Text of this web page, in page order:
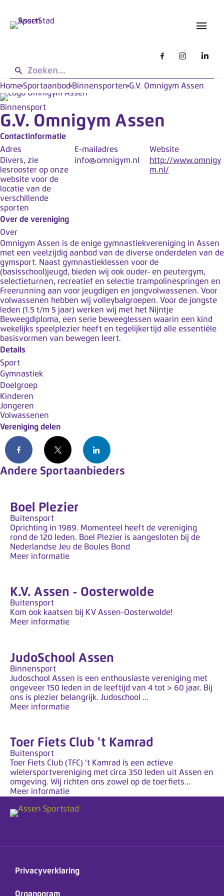
d
e
z
e
s
i
t
w
e
r
k
t
m
e
t
e
e
n
t
g
a
n
g
s
t
e
k
e
HomeSportaanbod Binnensporten G.V. Omnigym Assen
Binnensport
G.V. Omnigym Assen
Contactinformatie
Adres
Divers, zie
lesrooster op onze
website voor de
locatie van de
verschillende
sporten
E-mailadres
info@omnigym.nl
Website
http://www.omnigy
m.nl/
Over de vereniging
Over
Omnigym Assen is de enige gymnastiekvereniging in Assen
met een veelzijdig aanbod van de diverse onderdelen van de
gymsport. Naast gymnastieklessen voor de
(basisschool)jeugd, bieden wij ook ouder- en peutergym,
selectieturnen, recreatief en selectie trampolinespringen en
Freerunning aan voor jeugdigen en jongvolwassenen. Voor
volwassenen hebben wij volleybalgroepen. Voor de jongste
leden (1.5 t/m 5 jaar) werken wij met het Nijntje
Beweegdiploma, een serie beweeglessen waarin een kind
wekelijks speelplezier heeft en tegelijkertijd alle essentiële
basisvormen van bewegen leert.
Details
Sport
Gymnastiek
Doelgroep
Kinderen
Jongeren
Volwassenen
Vereniging delen
Facebook X LinkedIn
Andere Sportaanbieders
Boel Plezier
Buitensport
Oprichting in 1989. Momenteel heeft de vereniging
rond de 120 leden. Boel Plezier is aangesloten bij de
Nederlandse Jeu de Boules Bond
Meer informatie
K.V. Assen - Oosterwolde
Buitensport
Kom ook kaatsen bij KV Assen-Oosterwolde!
Meer informatie
JudoSchool Assen
Binnensport
Judoschool Assen is een enthousiaste vereniging met
ongeveer 150 leden in de leeftijd van 4 tot > 60 jaar. Bij
ons is plezier belangrijk. Judoschool ...
Meer informatie
Toer Fiets Club 't Kamrad
Buitensport
Toer Fiets Club (TFC) ’t Kamrad is een actieve
wielersportvereniging met circa 350 leden uit Assen en
omgeving. Wij richten ons zowel op de toerfiets...
Meer informatie
Privacyverklaring
Organogram